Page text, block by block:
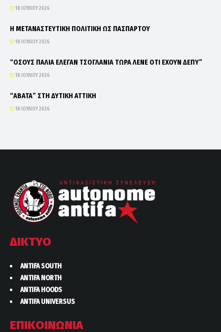
18 ΙΟΥΛΊΟΥ 2026
Η ΜΕΤΑΝΑΣΤΕΥΤΙΚΗ ΠΟΛΙΤΙΚΗ ΩΣ ΠΑΣΠΑΡΤΟΥ
18 ΙΟΥΛΊΟΥ 2026
“ΟΣΟΥΣ ΠΑΛΙΑ ΕΛΕΓΑΝ ΤΣΟΓΛΑΝΙΑ ΤΩΡΑ ΛΕΝΕ ΟΤΙ ΕΧΟΥΝ ΔΕΠΥ”
18 ΙΟΥΛΊΟΥ 2026
“ΑΒΑΤΑ” ΣΤΗ ΔΥΤΙΚΗ ΑΤΤΙΚΗ
18 ΙΟΥΛΊΟΥ 2026
ΔΙΚΤΥΟ
ANTIFA SOUTH
ANTIFA NORTH
ANTIFA HOODS
ANTIFA UNIVERSUS
ΕΠΙΚΟΙΝΩΝΙΑ